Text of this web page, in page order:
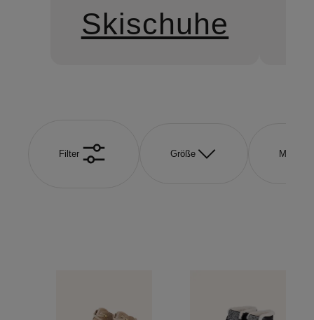
Skischuhe
Filter Größe Marke